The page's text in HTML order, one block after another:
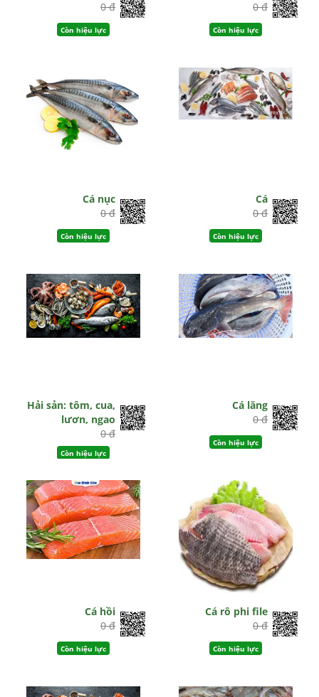
0 đ
Còn hiệu lực
0 đ
Còn hiệu lực
Cá nục
0 đ
Còn hiệu lực
Cá
0 đ
Còn hiệu lực
Hải sản: tôm, cua,
lươn, ngao
0 đ
Còn hiệu lực
Cá lăng
0 đ
Còn hiệu lực
Cá hồi
0 đ
Còn hiệu lực
Cá rô phi file
0 đ
Còn hiệu lực